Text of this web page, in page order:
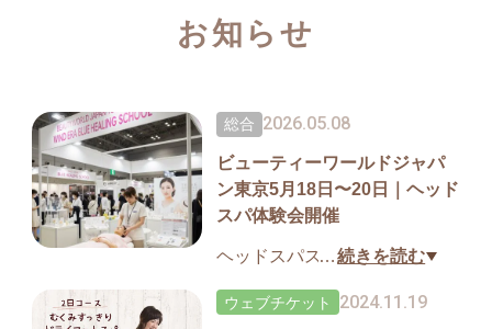
お知らせ
総合 2026.05.08
ビューティーワールドジャパ
ン東京5月18日〜20日｜ヘッド
スパ体験会開催
ヘッドスパスクール体験会を
開催します。
ぜひ、この機会にヘッドスパ
…続きを読む
ウェブチケット 2024.11.19